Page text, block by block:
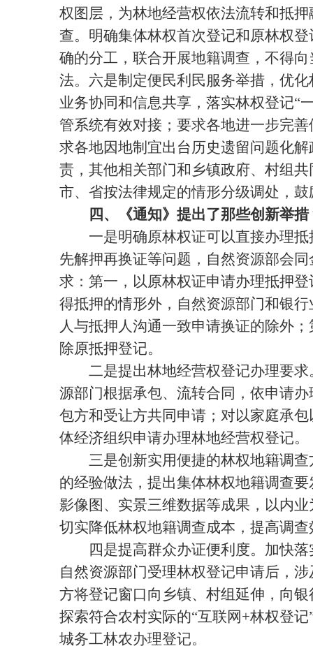
权图层，为林地经营权依法流转和抵
查。明确集体林权首次登记和原林权
确的分工，联合开展地籍调查，不得
法。六是制定便民利民服务举措，优
业务协同和信息共享，落实林权登记“
管系统有效对接；要求各地进一步完
求各地因地制宜出台历史遗留问题化
责，其他相关部门和乡镇政府、村组
市、省按法律规定的情形分级调处，
四、《通知》提出了那些创新举措
一是明确原林权证可以直接办理抵
先解押再换证等问题，自然资源部会
求：第一，以原林权证申请办理抵押
得抵押的情形外，自然资源部门和银
人与抵押人沟通一致申请换证的除外
除原抵押登记。
二是提出林地经营权登记办理要求
源部门根据承包、流转合同，依申请
包方和受让方共同申请；对以家庭承
体经济组织申请办理林地经营权登记。
三是创新实用便捷的林权地籍调查
的经验做法，提出集体林权地籍调查
影像图、实景三维数据等成果，以内
切实降低林权地籍调查成本，提高调查
四是提高群众办证便利度。加快落
自然资源部门受理林权登记申请后，
方将登记窗口向乡镇、村组延伸，向
探索符合农村实际的“互联网+林权登
城务工林农办理登记。